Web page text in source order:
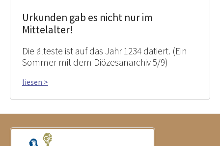
Urkunden gab es nicht nur im
Mittelalter!
Die älteste ist auf das Jahr 1234 datiert. (Ein
Sommer mit dem Diözesanarchiv 5/9)
liesen >